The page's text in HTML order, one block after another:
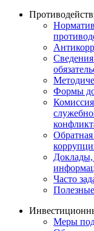
Формы
Доклады,
Часто
Меры